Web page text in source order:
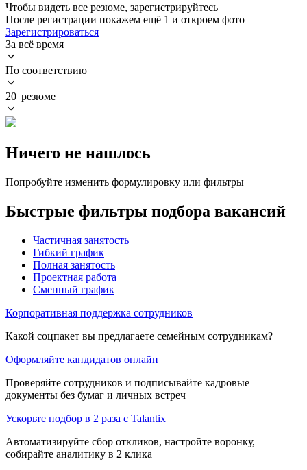
Чтобы видеть все резюме, зарегистрируйтесь
После регистрации покажем ещё 1 и откроем фото
Зарегистрироваться
За всё время
По соответствию
20 резюме
Ничего не нашлось
Попробуйте изменить формулировку или фильтры
Быстрые фильтры подбора вакансий
Частичная занятость
Гибкий график
Полная занятость
Проектная работа
Сменный график
Корпоративная поддержка сотрудников
Какой соцпакет вы предлагаете семейным сотрудникам?
Оформляйте кандидатов онлайн
Проверяйте сотрудников и подписывайте кадровые
документы без бумаг и личных встреч
Ускорьте подбор в 2 раза с Talantix
Автоматизируйте сбор откликов, настройте воронку,
собирайте аналитику в 2 клика